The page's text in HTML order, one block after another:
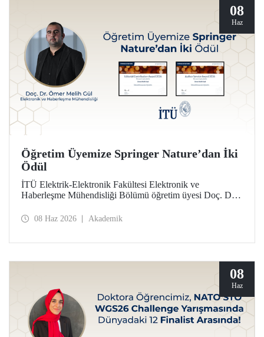
08
Haz
Öğretim Üyemize Springer Nature’dan İki
Ödül
İTÜ Elektrik-Elektronik Fakültesi Elektronik ve
Haberleşme Mühendisliği Bölümü öğretim üyesi Doç. Dr.
“Editor of Distinction Awards” kapsamında iki ödüle layık
08 Haz 2026 Akademik
08
Haz